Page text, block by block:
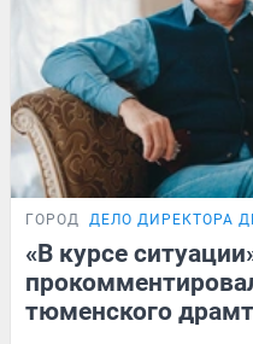
ГОРОД ДЕЛО ДИРЕКТОРА
«В курсе
тюменского